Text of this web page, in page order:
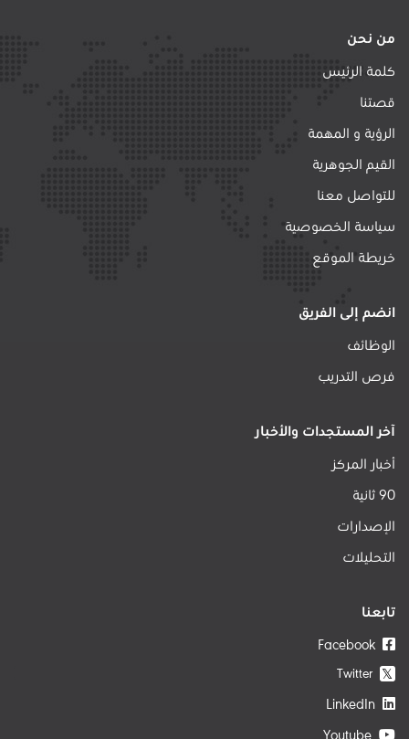
من نحن
كلمة الرئيس
قصتنا
الرؤية و المهمة
القيم الجوهرية
للتواصل معنا
سياسة الخصوصية
خريطة الموقع
انضم إلى الفريق
الوظائف
فرص التدريب
آخر المستجدات والأخبار
أخبار المركز
90 ثانية
الإصدارات
التحليلات
تابعنا
𝕏
Twitter